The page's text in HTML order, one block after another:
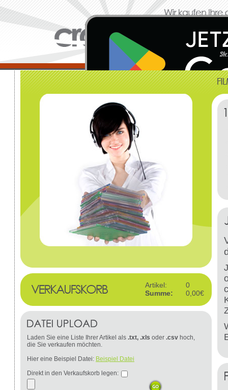
Artikel:
0
Summe:
0,00€
Laden Sie eine Liste Ihrer Artikel als .txt, .xls oder .csv hoch,
die Sie verkaufen möchten.
Hier eine Beispiel Datei: Beispiel Datei
Direkt in den Verkaufskorb legen: